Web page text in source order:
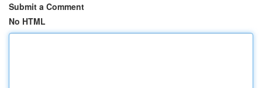
Submit a Comment
No HTML